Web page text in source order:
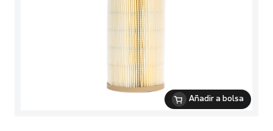
Añadir a bolsa